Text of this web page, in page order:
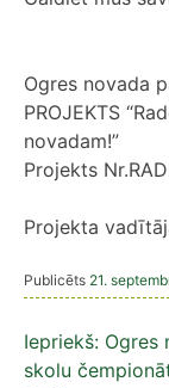
Ogres novada
PROJEKTS
novadam!”
Projekts
Projekta
Publicēts 21.
Ziņu
Iepriekš: Ogres
skolu